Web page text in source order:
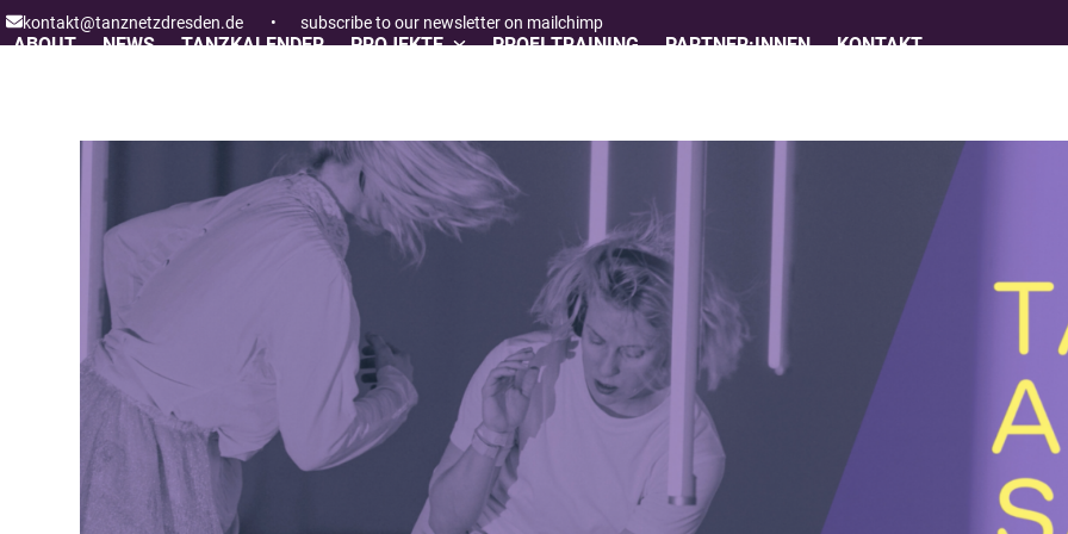
Skip
to
kontakt@tanznetzdresden.de • subscribe to our newsletter on mailchimp
ABOUT NEWS TANZKALENDER PROJEKTE PROFI TRAINING PARTNER:INNEN KONTAKT